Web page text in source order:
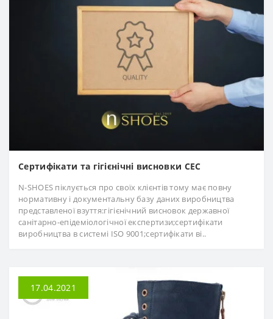
Сертифікати та гігієнічні висновки СЕС
N-SHOES піклується про своїх клієнтів тому має повну
нормативну і документальну базу даних виробництва
представленої взуття:гігієнічний висновок державної
санітарно-епідеміологічної експертизи;сертифікати
виробництва в системі ISO 9001;сертифікати ві..
17.04.2021